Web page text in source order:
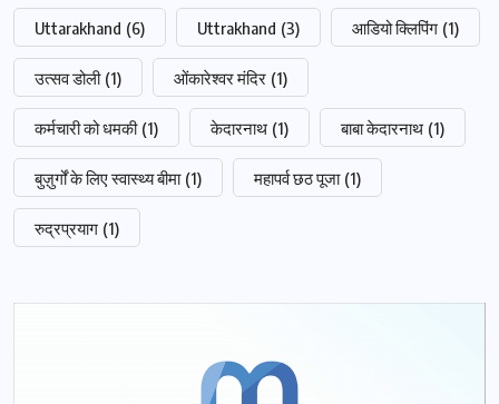
Uttarakhand (6) Uttrakhand (3) आडियो क्लिपिंग (1)
उत्सव डोली (1) ओंकारेश्वर मंदिर (1)
कर्मचारी को धमकी (1) केदारनाथ (1) बाबा केदारनाथ (1)
बुज़ुर्गों के लिए स्वास्थ्य बीमा (1) महापर्व छठ पूजा (1)
रुद्रप्रयाग (1)